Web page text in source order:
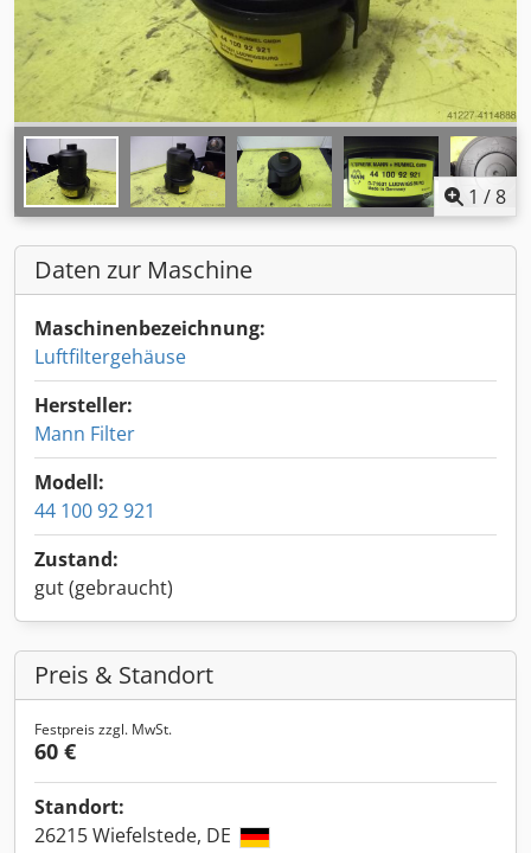
1 /8
Daten zur Maschine
Maschinenbezeichnung:
Luftfiltergehäuse
Hersteller:
Mann Filter
Modell:
44 100 92 921
Zustand:
gut (gebraucht)
Preis & Standort
Festpreis zzgl. MwSt.
60 €
Standort:
26215 Wiefelstede, DE